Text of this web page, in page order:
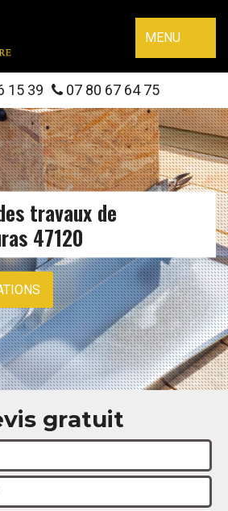
MENU
15 39 07 80 67 64 75
travaux de
47120
gratuit